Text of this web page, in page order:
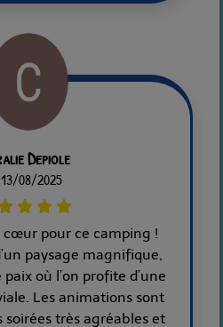
Depiole
08/2025
cœur pour ce camping !
paysage magnifique,
où l’on profite d’une
Les animations sont
soirées très agréables et